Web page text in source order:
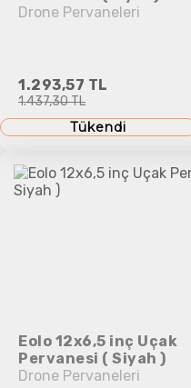
Drone Pervaneleri
1.293,57 TL
1.437,30 TL
Tükendi
Eolo 12x6,5 inç Uçak
Pervanesi ( Siyah )
Drone Pervaneleri